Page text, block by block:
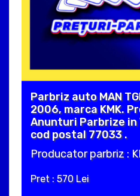
Parbriz auto MAN
2006, marca KMK.
Anunturi Parbrize in
cod postal 77033 .
Producator parbriz :
Pret : 570 Lei